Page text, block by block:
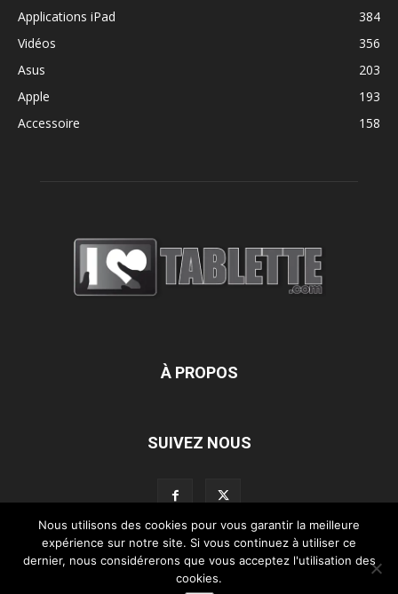
Applications iPad
384
Vidéos
356
Asus
203
Apple
193
Accessoire
158
À PROPOS
SUIVEZ NOUS
L’équipe d’iLoveTablette.com Contactez-nous
Nos partenaires
Mentions légales
Nous utilisons des cookies pour vous garantir la meilleure
expérience sur notre site. Si vous continuez à utiliser ce
dernier, nous considérerons que vous acceptez l'utilisation des
cookies.